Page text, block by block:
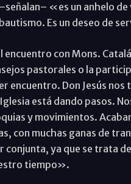
«es un anhelo de
Es un deseo de
encuentro con Mons.
pastorales o la
encuentro. Don Jesús
está dando pasos.
y movimientos.
con muchas ganas de
ya que se trata
tiempo».